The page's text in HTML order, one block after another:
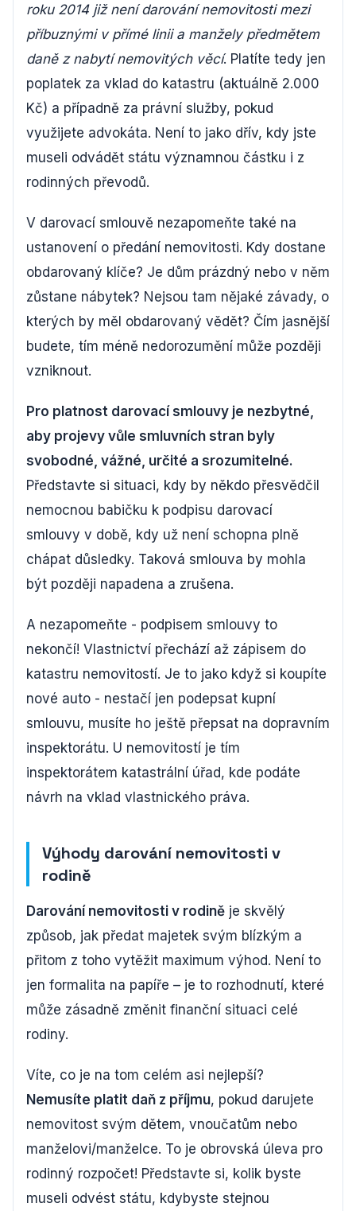
roku 2014 již není darování nemovitosti mezi
příbuznými v přímé linii a manžely předmětem
daně z nabytí nemovitých věcí. Platíte tedy jen
poplatek za vklad do katastru (aktuálně 2.000
Kč) a případně za právní služby, pokud
využijete advokáta. Není to jako dřív, kdy jste
museli odvádět státu významnou částku i z
rodinných převodů.
V darovací smlouvě nezapomeňte také na
ustanovení o předání nemovitosti. Kdy dostane
obdarovaný klíče? Je dům prázdný nebo v něm
zůstane nábytek? Nejsou tam nějaké závady, o
kterých by měl obdarovaný vědět? Čím jasnější
budete, tím méně nedorozumění může později
vzniknout.
Pro platnost darovací smlouvy je nezbytné,
aby projevy vůle smluvních stran byly
svobodné, vážné, určité a srozumitelné.
Představte si situaci, kdy by někdo přesvědčil
nemocnou babičku k podpisu darovací
smlouvy v době, kdy už není schopna plně
chápat důsledky. Taková smlouva by mohla
být později napadena a zrušena.
A nezapomeňte - podpisem smlouvy to
nekončí! Vlastnictví přechází až zápisem do
katastru nemovitostí. Je to jako když si koupíte
nové auto - nestačí jen podepsat kupní
smlouvu, musíte ho ještě přepsat na dopravním
inspektorátu. U nemovitostí je tím
inspektorátem katastrální úřad, kde podáte
návrh na vklad vlastnického práva.
Výhody darování nemovitosti v
rodině
Darování nemovitosti v rodině je skvělý
způsob, jak předat majetek svým blízkým a
přitom z toho vytěžit maximum výhod. Není to
jen formalita na papíře – je to rozhodnutí, které
může zásadně změnit finanční situaci celé
rodiny.
Víte, co je na tom celém asi nejlepší?
Nemusíte platit daň z příjmu, pokud darujete
nemovitost svým dětem, vnoučatům nebo
manželovi/manželce. To je obrovská úleva pro
rodinný rozpočet! Představte si, kolik byste
museli odvést státu, kdybyste stejnou